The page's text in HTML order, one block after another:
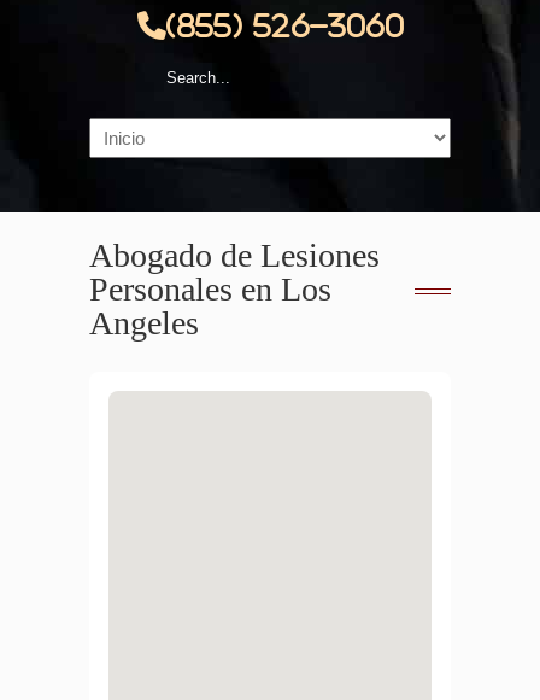
(855) 526-3060
Navigation
Abogado de Lesiones
Personales en Los
Angeles